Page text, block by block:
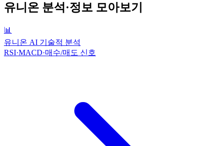
유니온 분석·정보 모아보기
📊
유니온 AI 기술적 분석
RSI·MACD·매수/매도 신호